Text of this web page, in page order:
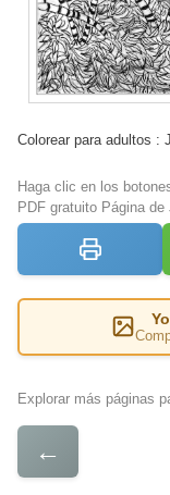
Colorear para adultos :
Haga clic en los
PDF gratuito Página
Explorar más páginas
←